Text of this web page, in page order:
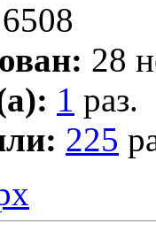
6508
28
1 раз.
225